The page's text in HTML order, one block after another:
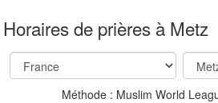
Horaires de prières à Metz
Méthode : Muslim World